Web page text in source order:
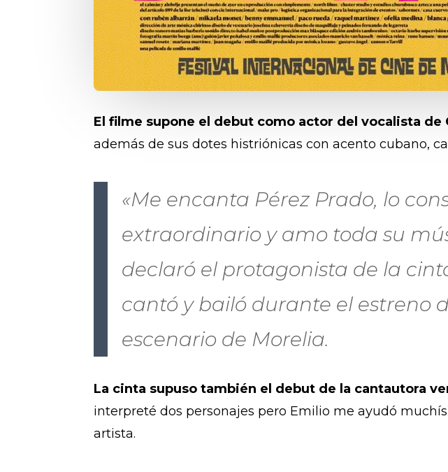
El filme supone el debut como actor del vocalista de
además de sus dotes histriónicas con acento cubano,
«Me encanta Pérez Prado, lo
extraordinario y amo toda su
declaró el protagonista de la
cantó y bailó durante el estreno
escenario de Morelia.
La cinta supuso también el debut de la cantautora
interpreté dos personajes pero Emilio me ayudó
artista.